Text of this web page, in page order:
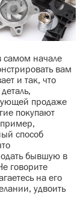
самом начале
вам
и так, что
продаже
покупают
способ
бывшую в
говорите
на его
удвоить